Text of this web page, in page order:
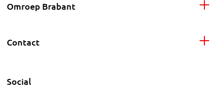
Omroep Brabant
Contact
Social